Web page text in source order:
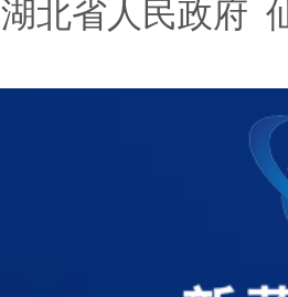
湖北省人民政府